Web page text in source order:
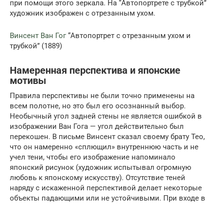
при помощи этого зеркала. На “Автопортрете с трубкой”
художник изображен с отрезанным ухом.
Винсент Ван Гог“Автопортрет с отрезанным ухом и
трубкой” (1889)
Намеренная перспектива и японские
мотивы
Правила перспективы не были точно применены на
всем полотне, но это был его осознанный выбор.
Необычный угол задней стены не является ошибкой в
изображении Ван Гога — угол действительно был
перекошен. В письме Винсент сказал своему брату Тео,
что он намеренно «сплющил» внутреннюю часть и не
учел тени, чтобы его изображение напоминало
японский рисунок (художник испытывал огромную
любовь к японскому искусству). Отсутствие теней
наряду с искаженной перспективой делает некоторые
объекты падающими или не устойчивыми. При входе в